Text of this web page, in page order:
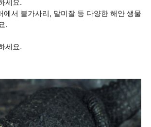
세요.
에서 불가사리, 말미잘 등 다양한 해안 생물
.
세요.